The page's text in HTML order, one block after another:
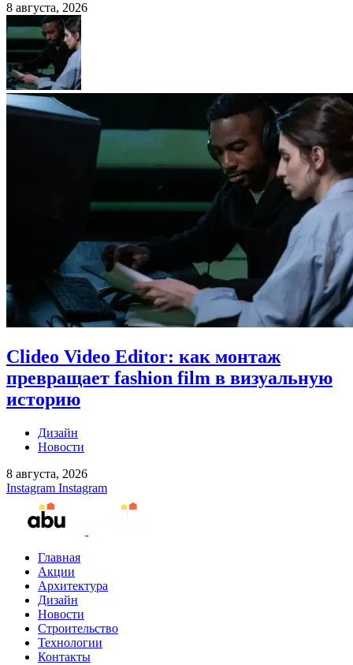
8 августа, 2026
Clideo Video Editor: как монтаж
превращает fashion film в визуальную
историю
Дизайн
Новости
8 августа, 2026
Instagram Instagram
Главная
Акции
Архитектура
Дизайн
Новости
Строительство
Технологии
Контакты